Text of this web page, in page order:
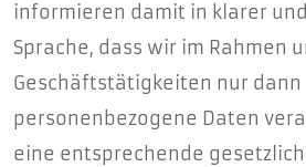
informieren damit in klarer
Sprache, dass wir im Rahmen
Geschäftstätigkeiten nur dann
personenbezogene Daten
eine entsprechende